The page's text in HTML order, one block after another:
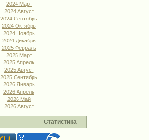
2024 Март
2024 Август
2024 Сентябрь
2024 Октябрь
2024 Ноябрь
2024 Декабрь
2025 Февраль
2025 Март
2025 Апрель
2025 Август
2025 Сентябрь
2026 Январь
2026 Апрель
2026 Май
2026 Август
Статистика